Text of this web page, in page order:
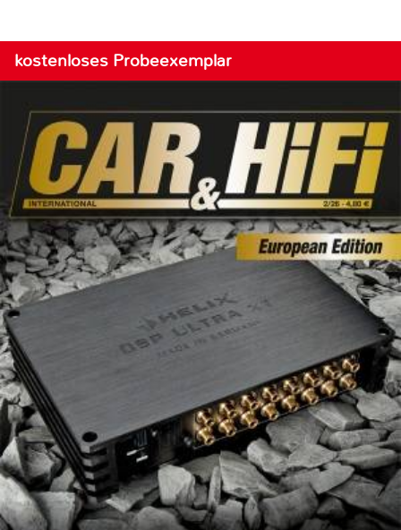
kostenloses Probeexemplar